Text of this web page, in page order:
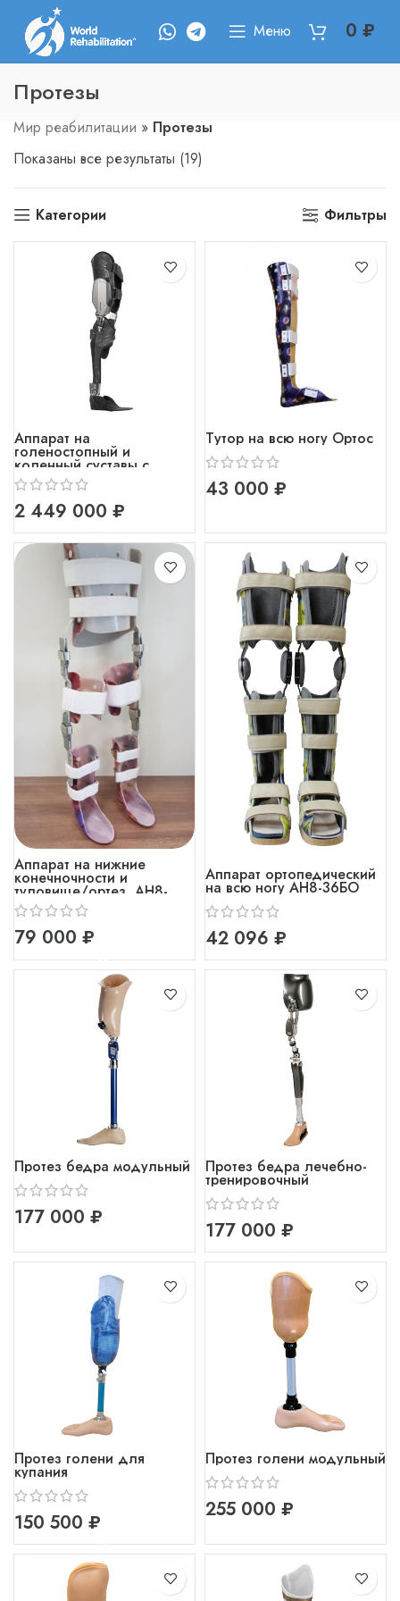
Меню 0₽
Протезы
Мир реабилитации » Протезы
Показаны все результаты (19)
Категории Фильтры
Аппарат на
голеностопный и
коленный суставы с
коленным шарниром с
микропроцессорным
управлением ₽
Тутор на всю ногу Ортос
₽
Аппарат на нижние
конечночности и
туловище/ортез АН8-
55Ц68
₽
Аппарат ортопедический
на всю ногу АН8-36БО
₽
Протез бедра модульный
₽
Протез бедра лечебно-
тренировочный
₽
Протез голени для
купания
₽
Протез голени модульный
₽